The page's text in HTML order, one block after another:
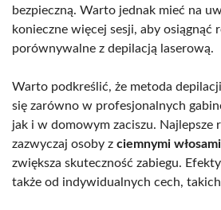
bezpieczną. Warto jednak mieć na
konieczne więcej sesji, aby osiągnąć
porównywalne z depilacją laserową.
Warto podkreślić, że metoda
się zarówno w profesjonalnych
jak i w domowym zaciszu. Najlepsze
zazwyczaj osoby z ciemnymi
zwiększa skuteczność zabiegu.
także od indywidualnych cech,